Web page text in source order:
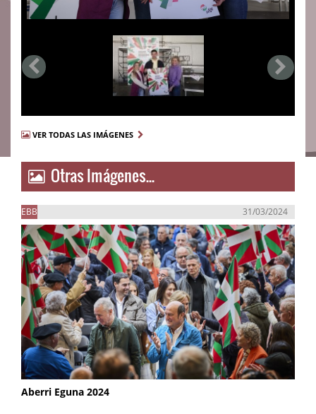
VER TODAS LAS IMÁGENES
Otras Imágenes...
EBB 31/03/2024
Aberri Eguna 2024